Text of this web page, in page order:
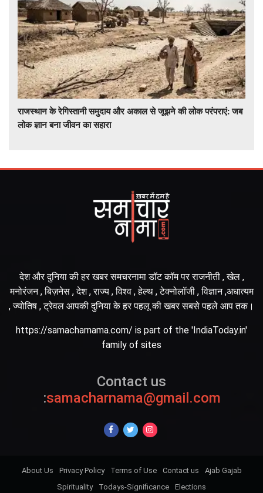
राजस्थान के रेगिस्तानी समुदाय और अकाल से जूझने की लोक परंपराएं: जब
लोक ज्ञान बना जीवन का सहारा
देश और दुनिया की हर खबर समचरनामा डॉट कॉम पर राजनीती , खेल ,
मनोरंजन , बिज़नेस , देश , राज्य , विश्व , हेल्थ , टेक्नोलॉजी , विज्ञान ,अधात्यम
, ज्योतिष , ट्रेवल आपकी दुनिया के हर पहलू की खबर सबसे पहले आप तक।
https://samacharnama.com/ is part of the 'IndiaToday.in'
family of sites
Contact us
:samacharnama@gmail.com
About Us Privacy Policy Terms of Use Contact us
Ajab Gajab
Spirituality
Todays-Significance Elections